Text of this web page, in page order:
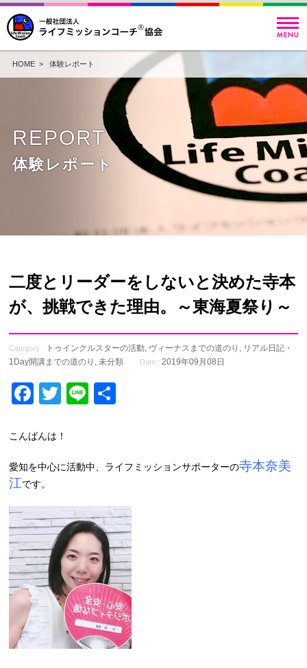
HOME> 体験レポート
REPORT
体験レポート
二度とリーダーをしないと決めた寺本
が、挑戦できた理由。～東海夏祭り～
Category : トゥインクルスターの活動, ヴィーナスまでの道のり , リアル日記・
1Day開講までの道のり ,未分類 Date : 2019年09月08日
Facebook
Twitter
Line
こんばんは！
愛知を中心に活動中、ライフミッションサポーターの寺本奈美
江です。